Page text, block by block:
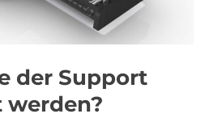
der Support